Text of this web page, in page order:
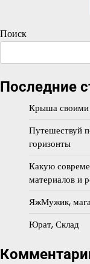
записей
Поиск
Последние
Крыша своими
Путешествуй
горизонты
Какую
материалов и
ЯжМужик,
Юрат, Склад